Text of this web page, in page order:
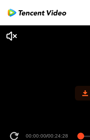
00:00:00/00:24:28